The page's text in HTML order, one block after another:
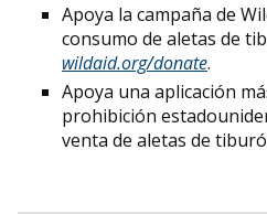
Apoya la campaña de
consumo de aletas de
wildaid.org/donate.
Apoya una aplicación
prohibición
venta de aletas de